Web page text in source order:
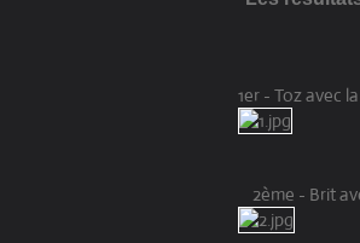
1er - Toz avec
2ème - Brit